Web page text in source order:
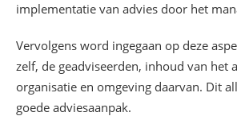
implementatie van advies door het
Vervolgens word ingegaan op deze
zelf, de geadviseerden, inhoud van het
organisatie en omgeving daarvan. Dit
goede adviesaanpak.